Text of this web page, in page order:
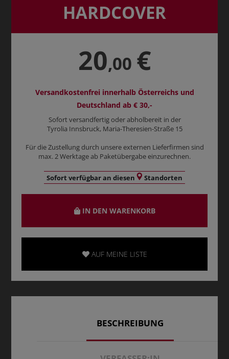
HARDCOVER
20,00 €
Versandkostenfrei innerhalb Österreichs und
Deutschland ab € 30,-
Sofort versandfertig oder abholbereit in der
Tyrolia Innsbruck, Maria-Theresien-Straße 15
Für die Zustellung durch unsere externen Lieferfirmen sind
max. 2 Werktage ab Paketübergabe einzurechnen.
Sofort verfügbar an diesen Standorten
IN DEN WARENKORB
AUF MEINE LISTE
BESCHREIBUNG